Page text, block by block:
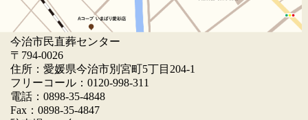
今治市民直葬センター
〒794-0026
住所：愛媛県今治市別宮町5丁目204-1
フリーコール：0120-998-311
電話：0898-35-4848
Fax：0898-35-4847